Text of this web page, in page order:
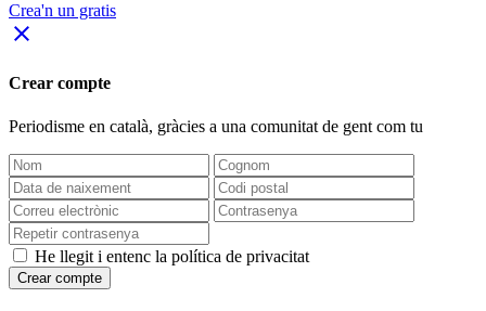
Crea'n un gratis
close
Crear compte
Periodisme en català, gràcies a una comunitat de gent com tu
He llegit i entenc la política de privacitat
Crear compte